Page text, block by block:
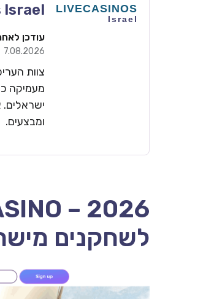
Israel
עודכן
7.08.2026
מעמיקה
ישראלים.
ומבצעים.
לשחקנים